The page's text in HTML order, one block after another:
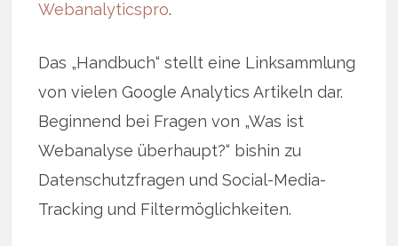
Webanalyticspro.
Das „Handbuch“ stellt eine Linksammlung
von vielen Google Analytics Artikeln dar.
Beginnend bei Fragen von „Was ist
Webanalyse überhaupt?“ bishin zu
Datenschutzfragen und Social-Media-
Tracking und Filtermöglichkeiten.